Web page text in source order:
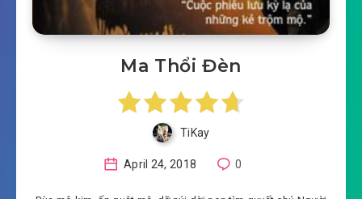
Ma Thổi Đèn
TiKay
April 24, 2018 0